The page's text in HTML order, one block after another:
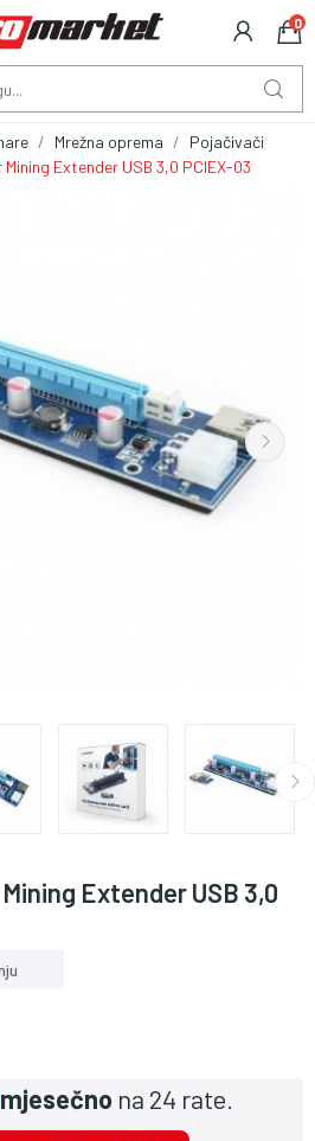
0
Mrežna oprema
Pojačivači
Mining Extender USB 3,0 PCIEX-03
Extender USB 3,0
mjesečno na 24 rate.